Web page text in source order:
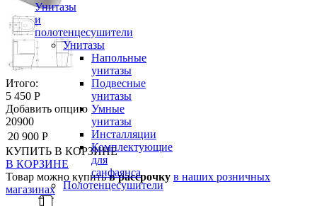
Унитазы
и
полотенцесушители
Унитазы
Напольные
унитазы
Подвесные
унитазы
Умные
унитазы
Инсталляции
Комплектующие
для
санфаянса
Полотенцесушители
Итого:
5 450 Р
Добавить опцию
20900
20 900 Р
КУПИТЬ В КОРЗИНЕ
В КОРЗИНЕ
Товар можно купитьв рассрочку в наших розничных
магазинах